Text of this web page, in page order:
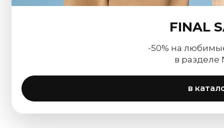
FINAL
-50% на
в разделе
в